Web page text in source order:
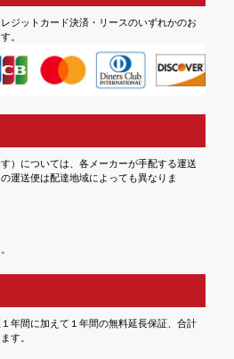
ジットカード決済・リースのいずれかのお
。
）については、各メーカーが手配する運送
運送便は配達地域によっても異なりま
年間に加えて１年間の無料延長保証、合計
す。